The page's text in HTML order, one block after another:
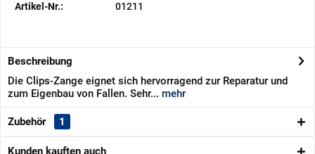
Artikel-Nr.: 01211
Beschreibung
Die Clips-Zange eignet sich hervorragend zur Reparatur und
zum Eigenbau von Fallen. Sehr... mehr
Zubehör 1
Kunden kauften auch